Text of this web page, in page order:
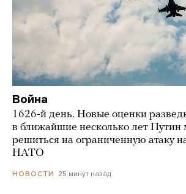
Война
1626-й день. Новые оценки
в ближайшие несколько лет Путин
решиться на ограниченную атаку
НАТО
НОВОСТИ 25 минут назад